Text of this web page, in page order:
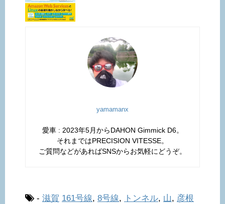
yamamanx
愛車 : 2023年5月からDAHON Gimmick D6。
それまではPRECISION VITESSE。
ご質問などがあればSNSからお気軽にどうぞ。
- 滋賀 161号線, 8号線, トンネル, 山, 彦根